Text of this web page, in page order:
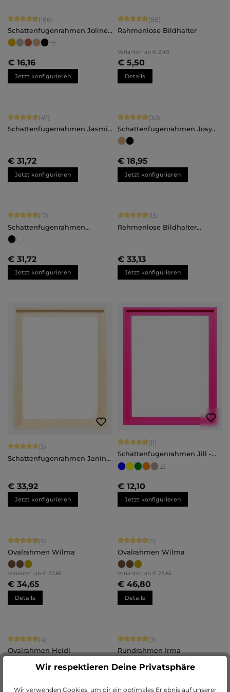
Durchschnittliche Bewertung von 4.91 von 5 Sternen
(186)
Schattenfugenrahmen Joline -
nach Maß
+6
€ 16,16
Jetzt konfigurieren
Durchschnittliche Bewertung von
(88)
Rahmenlose Bildhalter
Varianten ab € 2,40
€ 5,50
Details
Durchschnittliche Bewertung von 4.96 von 5 Sternen
(47)
Schattenfugenrahmen Jasmin
€ 31,72
Jetzt konfigurieren
Durchschnittliche Bewertung von
(30)
Schattenfugenrahmen Josy
für Alu-Dibond oder
Hartschaumplatten - nach
€ 18,95
Jetzt konfigurieren
Durchschnittliche Bewertung von 4.82 von 5 Sternen
(17)
Schattenfugenrahmen
Johanna - nach Maß
€ 31,72
Jetzt konfigurieren
Durchschnittliche Bewertung von
(13)
Rahmenlose Bildhalter
€ 33,13
Jetzt konfigurieren
Durchschnittliche Bewertung von 5 von 5 Sternen
(3)
Schattenfugenrahmen Janina
€ 33,92
Jetzt konfigurieren
Durchschnittliche Bewertung von
(11)
Schattenfugenrahmen Jill -
nach Maß
+1
€ 12,10
Jetzt konfigurieren
Durchschnittliche Bewertung von 4.8 von 5 Sternen
(5)
Ovalrahmen Wilma
Varianten ab € 22,85
€ 34,65
Details
Durchschnittliche Bewertung von
(5)
Ovalrahmen Wilma
Varianten ab € 22,85
€ 46,80
Details
Durchschnittliche Bewertung von 4.75 von 5 Sternen
(4)
Ovalrahmen Heidi
Varianten ab € 28,75
Durchschnittliche Bewertung von
(3)
Rundrahmen Irma
Varianten ab € 29,50
Wir respektieren Deine Privatsphäre
Wir verwenden Cookies, um dir ein optimales Erlebnis auf unserer